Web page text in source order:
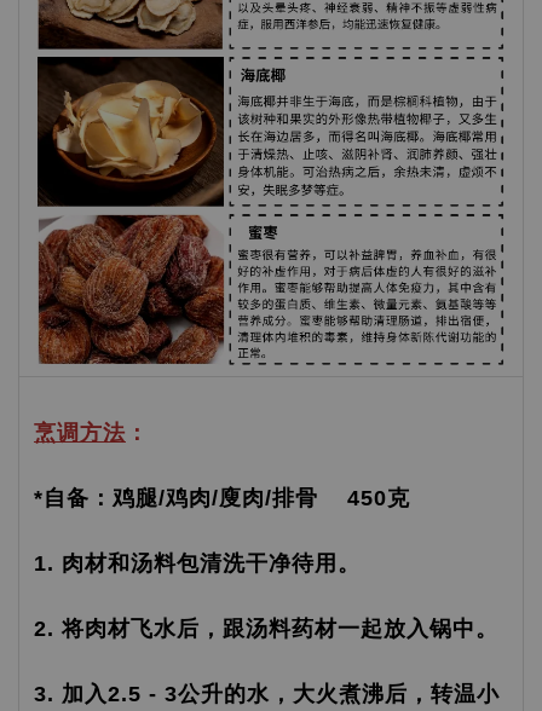
烹调方法 ：
*自备：鸡腿/鸡肉/廋肉/排骨 450克
1. 肉材和汤料包清洗干净待用。
2. 将肉材飞水后，跟汤料药材一起放入锅中。
3. 加入2.5 - 3公升的水，大火煮沸后，转温小